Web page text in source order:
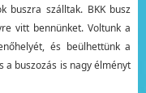
buszra szálltak. BKK busz
vitt bennünket. Voltunk a
és beülhettünk a
a buszozás is nagy élményt